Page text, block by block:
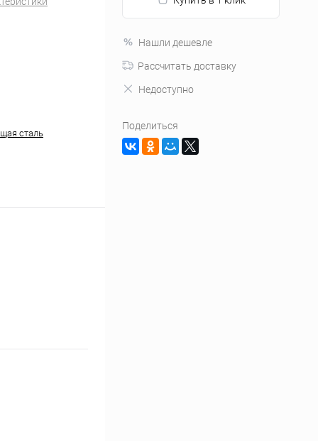
сталь
Нашли дешевле
Рассчитать доставку
Недоступно
Поделиться